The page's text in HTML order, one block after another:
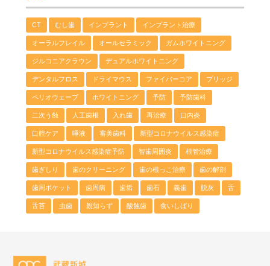
CT むし歯 インプラント インプラント治療
オーラルフレイル オールセラミック ガムホワイトニング
ジルコニアクラウン デュアルホワイトニング
デンタルフロス ドライマウス ファイバーコア ブリッジ
ペリオウェーブ ホワイトニング 予防 予防歯科
二次う蝕 人工歯根 入れ歯 再治療 口内炎
口腔ケア 唾液 審美歯科 新型コロナウイルス感染症
新型コロナウイルス感染症予防 智歯周囲炎 根管治療
歯ぎしり 歯のクリーニング 歯の根っこ治療 歯の解剖
歯周ポケット 歯周病 歯垢 歯石 義歯 脱灰 舌
舌苔 虫歯 親知らず 酸蝕歯 食いしばり